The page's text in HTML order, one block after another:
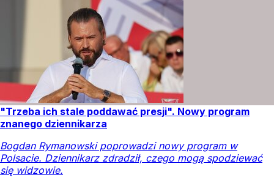
"Trzeba ich stale poddawać presji". Nowy program
znanego dziennikarza
Bogdan Rymanowski poprowadzi nowy program w
Polsacie. Dziennikarz zdradził, czego mogą spodziewać
się widzowie.